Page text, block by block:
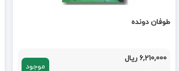
طوفان دونده
6,210,000 ریال
موجود